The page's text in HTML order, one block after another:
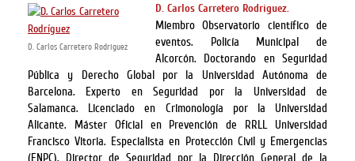
D. Carlos Carretero Rodríguez
D. Carlos Carretero Rodríguez.
Miembro Observatorio científico de
eventos. Policía Municipal de
Alcorcón. Doctorando en Seguridad
Pública y Derecho Global por la Universidad Autónoma de
Barcelona. Experto en Seguridad por la Universidad de
Salamanca. Licenciado en Crimonología por la Universidad
Alicante. Máster Oficial en Prevención de RRLL Universidad
Francisco Vitoria. Especialista en Protección Civil y Emergencias
(ENPC). Director de Seguridad por la Dirección General de la